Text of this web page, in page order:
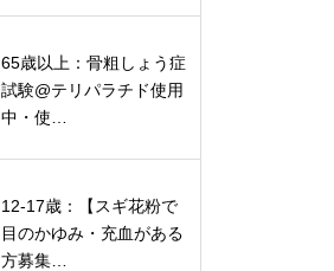
65歳以上：骨粗しょう症
試験@テリパラチド使用
中・使…
12-17歳：【スギ花粉で
目のかゆみ・充血がある
方募集…